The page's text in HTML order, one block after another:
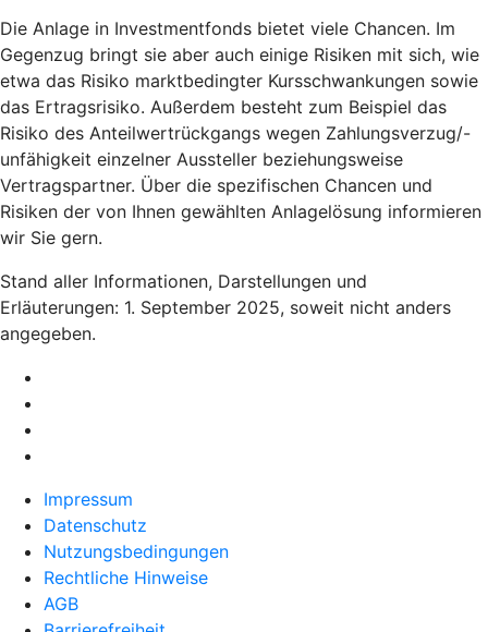
Die Anlage in Investmentfonds bietet viele Chancen. Im
Gegenzug bringt sie aber auch einige Risiken mit sich, wie
etwa das Risiko marktbedingter Kursschwankungen sowie
das Ertragsrisiko. Außerdem besteht zum Beispiel das
Risiko des Anteilwertrückgangs wegen Zahlungsverzug/-
unfähigkeit einzelner Aussteller beziehungsweise
Vertragspartner. Über die spezifischen Chancen und
Risiken der von Ihnen gewählten Anlagelösung informieren
wir Sie gern.
Stand aller Informationen, Darstellungen und
Erläuterungen: 1. September 2025, soweit nicht anders
angegeben.
Impressum
Datenschutz
Nutzungsbedingungen
Rechtliche Hinweise
AGB